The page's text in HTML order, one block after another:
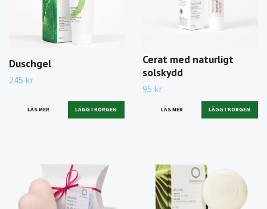
Duschgel
245 kr
LÄS MER
Cerat med naturligt
solskydd
95 kr
LÄS MER